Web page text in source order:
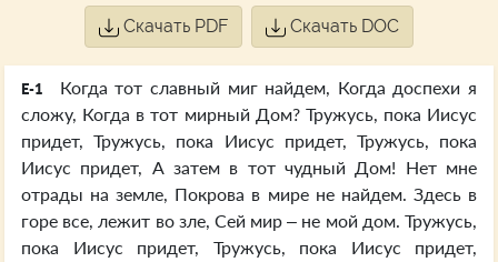
Скачать PDF Скачать DOC
E-1
Когда тот славный миг найдем, Когда доспехи я
сложу, Когда в тот мирный Дом? Тружусь, пока Иисус
придет, Тружусь, пока Иисус придет, Тружусь, пока
Иисус придет, А затем в тот чудный Дом! Нет мне
отрады на земле, Покрова в мире не найдем. Здесь в
горе все, лежит во зле, Сей мир – не мой дом. Тружусь,
пока Иисус придет, Тружусь, пока Иисус придет,